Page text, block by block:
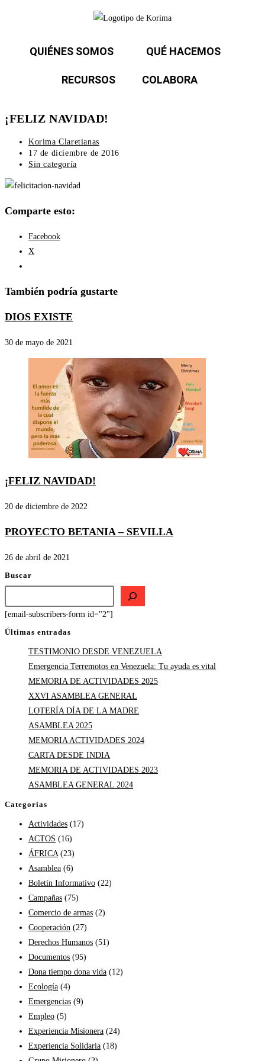
QUIÉNES SOMOS QUÉ HACEMOS
RECURSOS COLABORA
¡FELIZ NAVIDAD!
Korima Claretianas
17 de diciembre de 2016
Sin categoría
Comparte esto:
Facebook
X
También podría gustarte
DIOS EXISTE
30 de mayo de 2021
¡FELIZ NAVIDAD!
20 de diciembre de 2022
PROYECTO BETANIA – SEVILLA
26 de abril de 2021
Buscar
[email-subscribers-form id="2"]
Últimas entradas
TESTIMONIO DESDE VENEZUELA
Emergencia Terremotos en Venezuela: Tu ayuda es vital
MEMORIA DE ACTIVIDADES 2025
XXVI ASAMBLEA GENERAL
LOTERÍA DÍA DE LA MADRE
ASAMBLEA 2025
MEMORIA ACTIVIDADES 2024
CARTA DESDE INDIA
MEMORIA DE ACTIVIDADES 2023
ASAMBLEA GENERAL 2024
Categorias
Actividades (17)
ACTOS (16)
ÁFRICA (23)
Asamblea (6)
Boletín Informativo (22)
Campañas (75)
Comercio de armas (2)
Cooperación (27)
Derechos Humanos (51)
Documentos (95)
Dona tiempo dona vida (12)
Ecología (4)
Emergencias (9)
Empleo (5)
Experiencia Misionera (24)
Experiencia Solidaria (18)